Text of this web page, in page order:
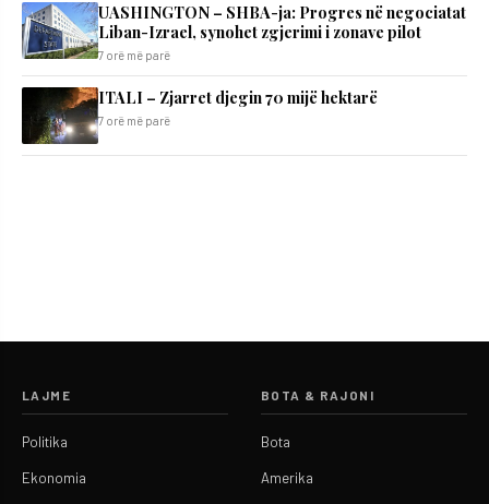
UASHINGTON – SHBA-ja: Progres në negociatat
Liban-Izrael, synohet zgjerimi i zonave pilot
7 orë më parë
ITALI – Zjarret djegin 70 mijë hektarë
7 orë më parë
LAJME
Politika
Ekonomia
BOTA & RAJONI
Bota
Amerika